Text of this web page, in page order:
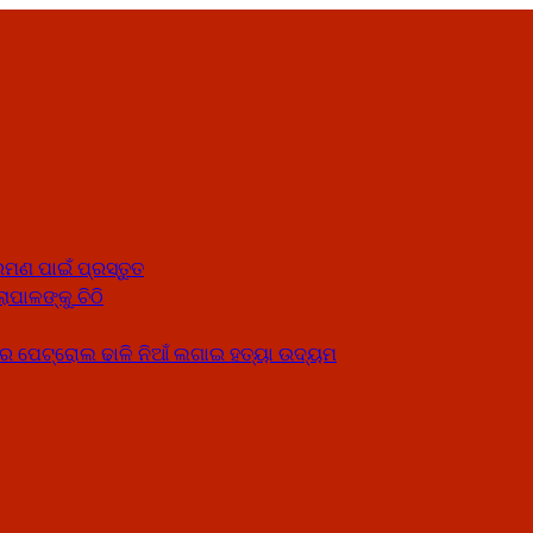
ପାଇଁ ପ୍ରସ୍ତୁତ
ଚିଠି
ପେଟ୍ରୋଲ ଢାଳି ନିଆଁ ଲଗାଇ ହତ୍ୟା ଉଦ୍ୟମ